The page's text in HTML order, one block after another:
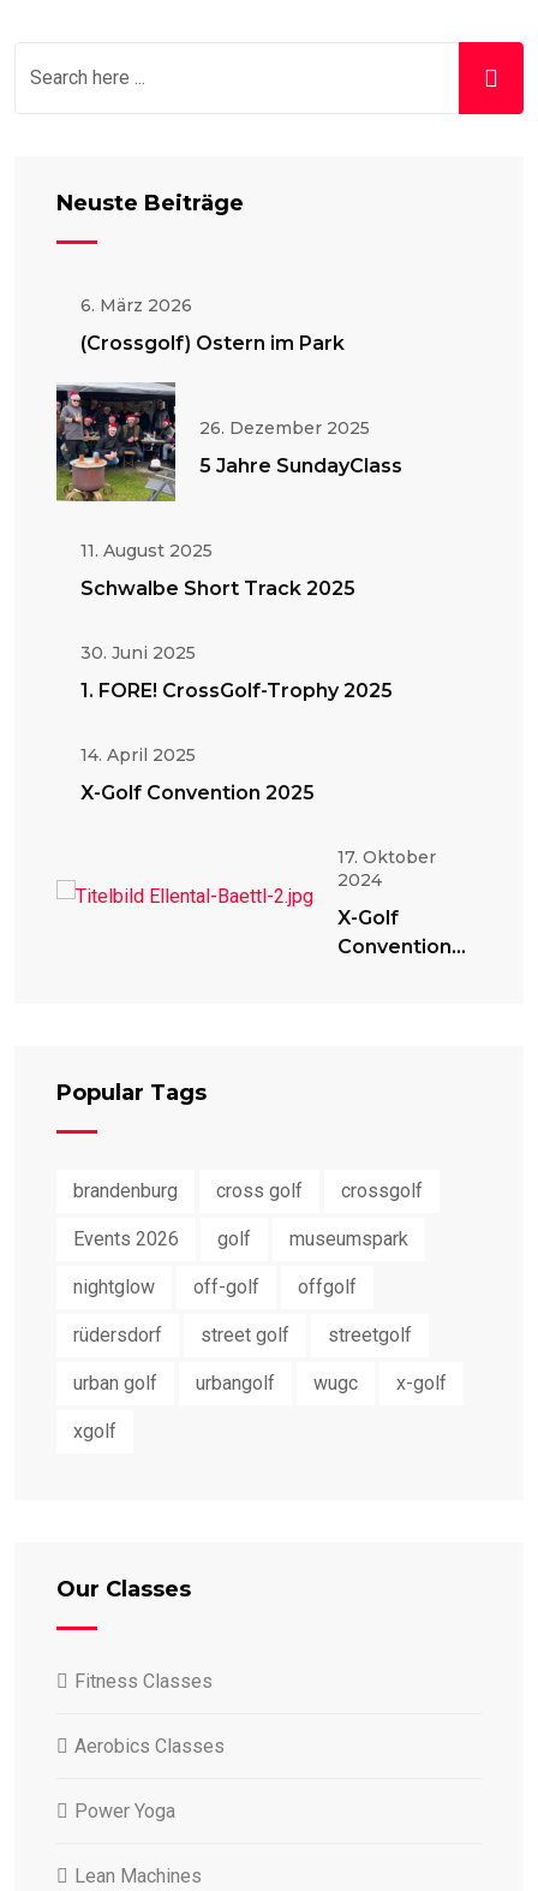
Neuste Beiträge
6. März 2026
(Crossgolf) Ostern im Park
26. Dezember 2025
5 Jahre SundayClass
11. August 2025
Schwalbe Short Track 2025
30. Juni 2025
1. FORE! CrossGolf-Trophy 2025
14. April 2025
X-Golf Convention 2025
17. Oktober
2024
X-Golf
Convention
Popular Tags
brandenburg cross golf crossgolf
Events 2026 golf museumspark
nightglow off-golf offgolf
rüdersdorf street golf streetgolf
urban golf urbangolf wugc x-golf
xgolf
Our Classes
Fitness Classes
Aerobics Classes
Power Yoga
Lean Machines